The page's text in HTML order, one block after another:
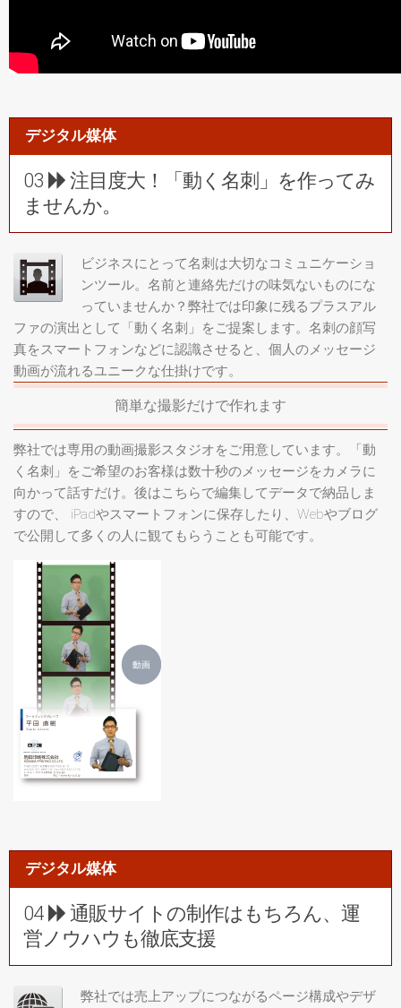
デジタル媒体
03
注目度大！「動く名刺」を作ってみ
ませんか。
ビジネスにとって名刺は大切なコミュニケーショ
ンツール。名前と連絡先だけの味気ないものにな
っていませんか？弊社では印象に残るプラスアル
ファの演出として「動く名刺」をご提案します。名刺の顔写
真をスマートフォンなどに認識させると、個人のメッセージ
動画が流れるユニークな仕掛けです。
簡単な撮影だけで作れます
弊社では専用の動画撮影スタジオをご用意しています。「動
く名刺」をご希望のお客様は数十秒のメッセージをカメラに
向かって話すだけ。後はこちらで編集してデータで納品しま
すので、 iPadやスマートフォンに保存したり、Webやブログ
で公開して多くの人に観てもらうことも可能です。
デジタル媒体
04
通販サイトの制作はもちろん、運
営ノウハウも徹底支援
弊社では売上アップにつながるページ構成やデザ